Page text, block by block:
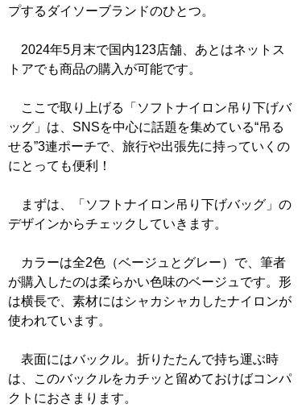
プするダイソーブランドのひとつ。
2024年5月末で国内123店舗、あとはネットス
トアでも商品の購入が可能です。
ここで取り上げる「ソフトナイロン吊り下げバ
ッグ」は、SNSを中心に話題を集めている“吊る
せる”3連ポーチで、旅行や出張先に持っていくの
にとっても便利！
まずは、「ソフトナイロン吊り下げバッグ」の
デザインからチェックしていきます。
カラーは全2色（ベージュとグレー）で、筆者
が購入したのは柔らかい色味のベージュです。形
は横長で、素材にはシャカシャカしたナイロンが
使われています。
表面にはバックル。折りたたんで持ち運ぶ時
は、このバックルをカチッと留めておけばコンパ
クトにおさまります。